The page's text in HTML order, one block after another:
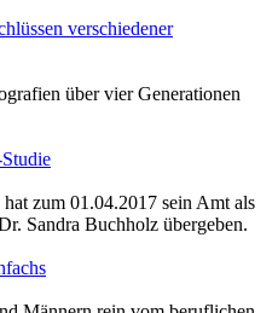
verschiedener
über vier Generationen
zum 01.04.2017 sein Amt als
Sandra Buchholz übergeben.